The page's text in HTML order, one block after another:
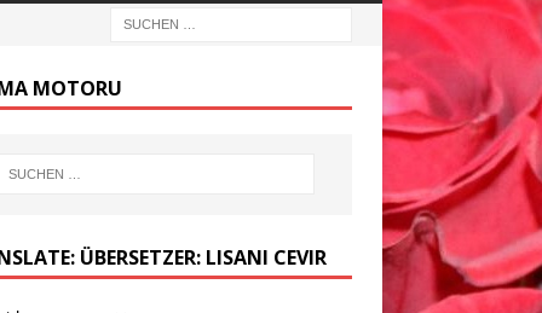
MOTORU
ÜBERSETZER: LISANI CEVIR